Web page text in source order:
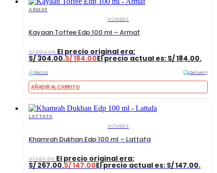
ARMAF
HOMBRE
Kayaan Toffee Edp 100 ml – Armaf
S/304.00 El precio original era:
S/ 304.00.S/184.00El precio actual es: S/ 184.00.
Retiro Delivery
AÑADIR AL CARRITO
LATTAFA
HOMBRE
Khamrah Dukhan Edp 100 ml – Lattafa
S/267.00 El precio original era:
S/ 267.00.S/147.00El precio actual es: S/ 147.00.